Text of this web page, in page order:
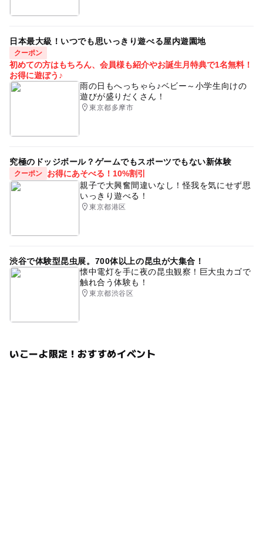
日本最大級！いつでも思いっきり遊べる屋内遊園地
クーポン
初めての方はもちろん、会員様も紹介やお誕生月特典で1名無料！
お得に遊ぼう♪
雨の日もへっちゃら♪ベビー～小学生向けの
遊びが盛りだくさん！
東京都多摩市
究極のドッジボール？ゲームでもスポーツでもない新体験
クーポン
お得にあそべる！10%割引
親子で大興奮間違いなし！怪我を気にせず思
いっきり遊べる！
東京都港区
渋谷で体験型昆虫展。700体以上の昆虫が大集合！
懐中電灯を手に夜の昆虫観察！巨大虫カゴで
触れ合う体験も！
東京都渋谷区
いこーよ限定！おすすめイベント